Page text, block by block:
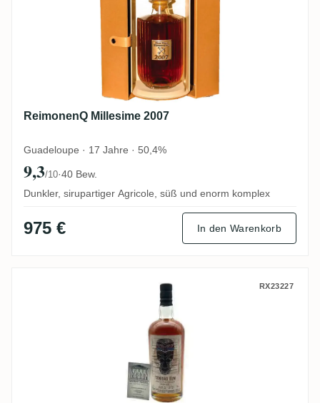
ReimonenQ Millesime 2007
Guadeloupe · 17 Jahre · 50,4%
9,3/10·40 Bew.
Dunkler, sirupartiger Agricole, süß und enorm komplex
975 € In den Warenkorb
Wu Dram Clan T.D.L Trinidad Rum 2003
RX23227